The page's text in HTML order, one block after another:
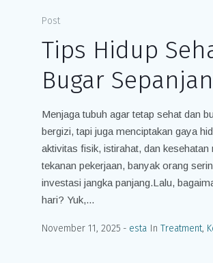
Post
Tips Hidup
Bugar
Menjaga tubuh agar tetap sehat dan
bergizi, tapi juga menciptakan gaya
aktivitas fisik, istirahat, dan
tekanan pekerjaan, banyak orang
investasi jangka panjang.Lalu,
hari? Yuk,...
November 11, 2025 esta In Treatment,